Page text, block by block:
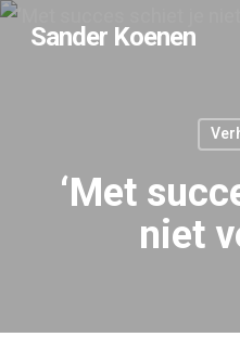
Skip
Sander Koenen
‘Met
niet